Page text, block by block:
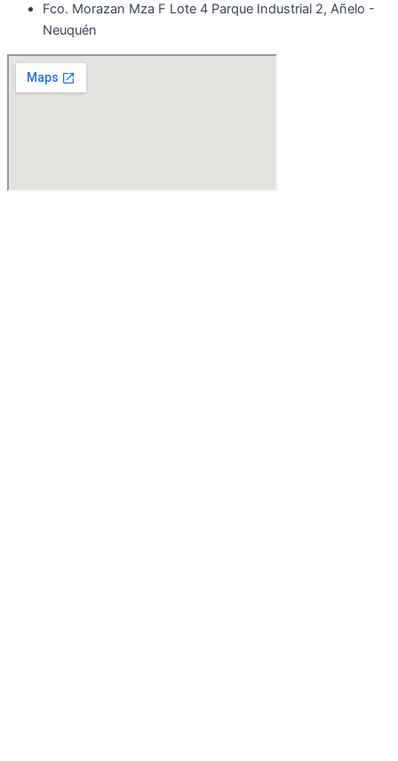
Fco. Morazan Mza F Lote 4 Parque Industrial 2, Añelo -
Neuquén